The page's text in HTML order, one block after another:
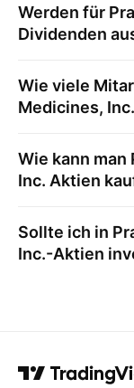
Werden für
Dividenden
Wie viele
Medicines, Inc.
Wie kann man
Inc. Aktien
Sollte ich in
Inc.-Aktien